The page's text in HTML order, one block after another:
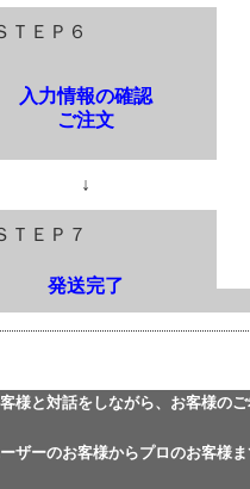
ＴＥＰ６
入力情報の確認
ご注文
↓
ＴＥＰ７
発送完了
様と対話をしながら、お客様の
ザーのお客様からプロのお客様